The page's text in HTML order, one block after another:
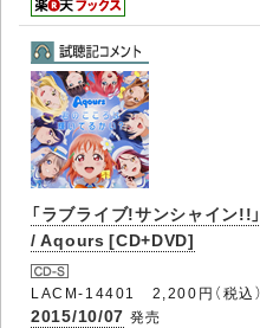
「ラブライブ!サンシャイン!!
/ Aqours [CD+DVD]
LACM-14401 2,200円（税込）
2015/10/07 発売